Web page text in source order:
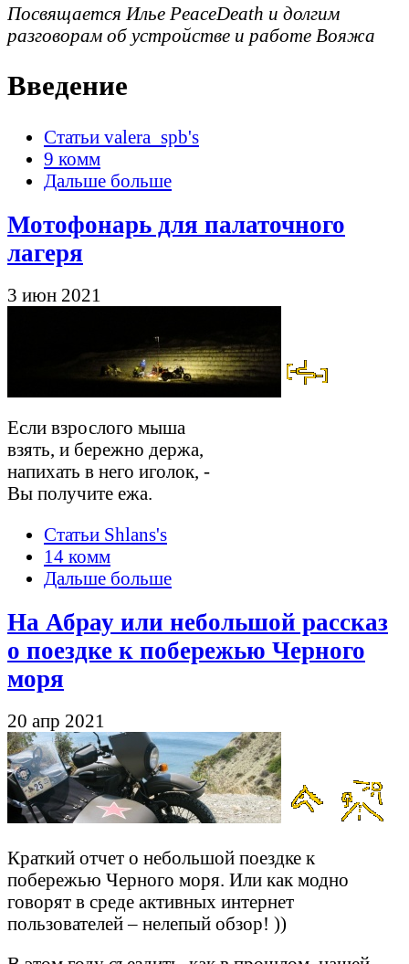
Посвящается Илье PeaceDeath и долгим
разговорам об устройстве и работе Вояжа
Введение
Статьи valera_spb's
9 комм
Дальше больше
Мотофонарь для палаточного
лагеря
3 июн 2021
Если взрослого мыша
взять, и бережно держа,
напихать в него иголок, -
Вы получите ежа.
Статьи Shlans's
14 комм
Дальше больше
На Абрау или небольшой рассказ
о поездке к побережью Черного
моря
20 апр 2021
Краткий отчет о небольшой поездке к
побережью Черного моря. Или как модно
говорят в среде активных интернет
пользователей – нелепый обзор! ))